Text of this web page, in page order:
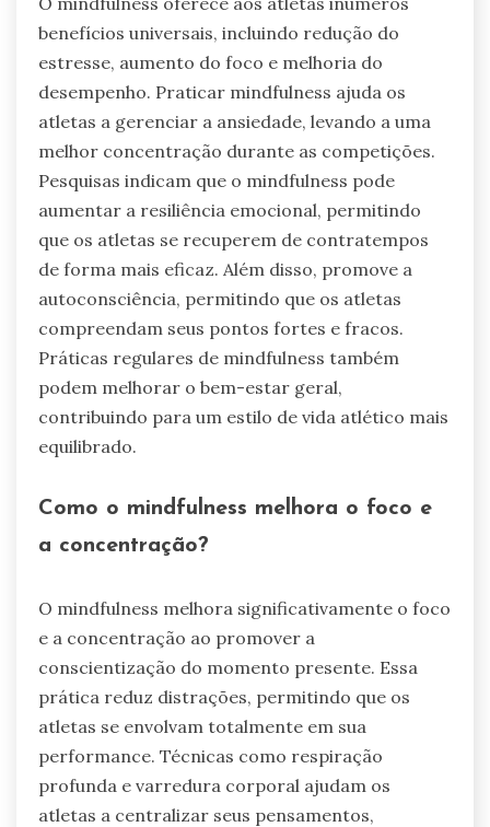
benefícios universais, incluindo redução do
estresse, aumento do foco e melhoria do
desempenho. Praticar mindfulness ajuda os
atletas a gerenciar a ansiedade, levando a uma
melhor concentração durante as competições.
Pesquisas indicam que o mindfulness pode
aumentar a resiliência emocional, permitindo
que os atletas se recuperem de contratempos
de forma mais eficaz. Além disso, promove a
autoconsciência, permitindo que os atletas
compreendam seus pontos fortes e fracos.
Práticas regulares de mindfulness também
podem melhorar o bem-estar geral,
contribuindo para um estilo de vida atlético mais
equilibrado.
Como o mindfulness melhora o foco e
a concentração?
O mindfulness melhora significativamente o foco
e a concentração ao promover a
conscientização do momento presente. Essa
prática reduz distrações, permitindo que os
atletas se envolvam totalmente em sua
performance. Técnicas como respiração
profunda e varredura corporal ajudam os
atletas a centralizar seus pensamentos,